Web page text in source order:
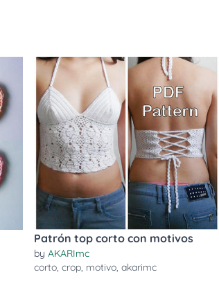
Patrón top corto con motivos
by AKARImc
corto, crop, motivo, akarimc